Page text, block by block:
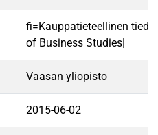
fi=Kauppatieteellinen
of Business Studies|
Vaasan yliopisto
2015-06-02